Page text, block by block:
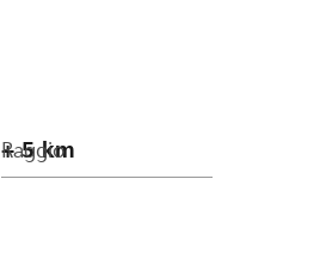
Raggio